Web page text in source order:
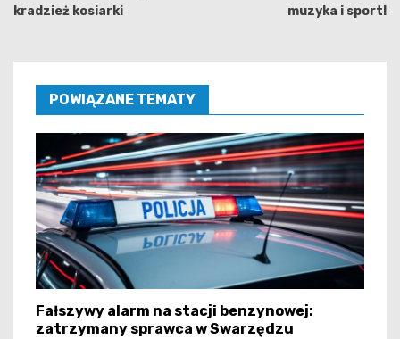
kradzież kosiarki
muzyka i sport!
POWIĄZANE TEMATY
Fałszywy alarm na stacji benzynowej:
zatrzymany sprawca w Swarzędzu